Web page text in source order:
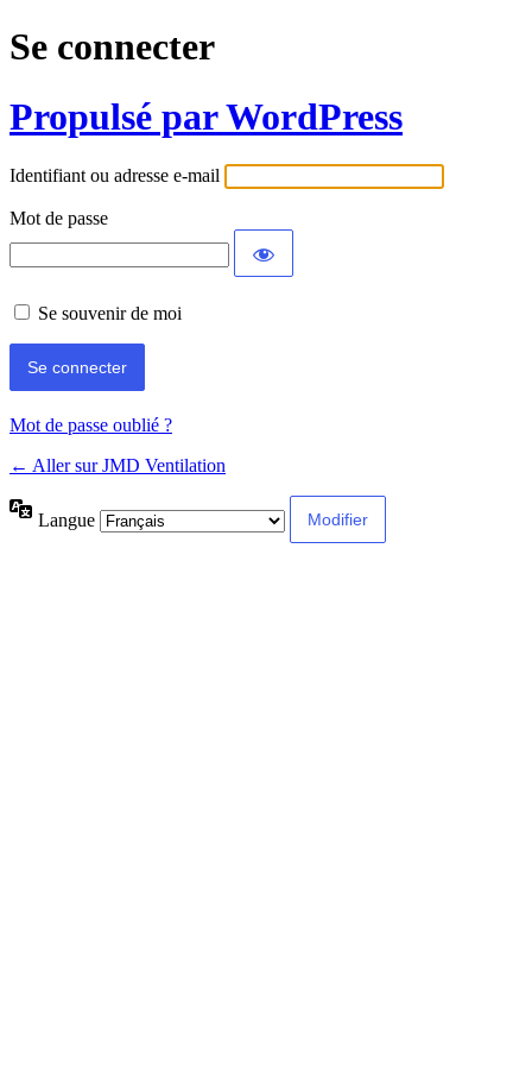
Se connecter
Propulsé par WordPress
Identifiant ou adresse e-mail
Mot de passe
Se souvenir de moi
Mot de passe oublié ?
← Aller sur JMD Ventilation
Langue